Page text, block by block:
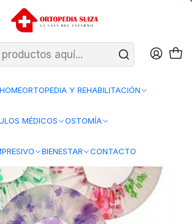
HOMEORTOPEDIA Y REHABILITACIÓN
MÉDICOS OSTOMÍA
BIENESTAR CONTACTO
AL DÍA HÁBIL SIGUIENTE (L–V)
HÁBILES
Artículos para el Baño Gorro para Ducha A3